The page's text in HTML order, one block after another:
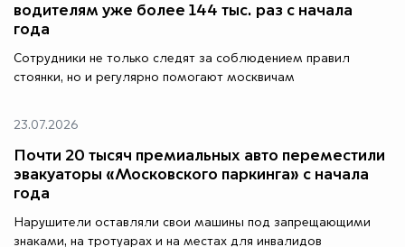
водителям уже более 144 тыс. раз с начала
года
Сотрудники не только следят за соблюдением правил
стоянки, но и регулярно помогают москвичам
23.07.2026
Почти 20 тысяч премиальных авто переместили
эвакуаторы «Московского паркинга» с начала
года
Нарушители оставляли свои машины под запрещающими
знаками, на тротуарах и на местах для инвалидов